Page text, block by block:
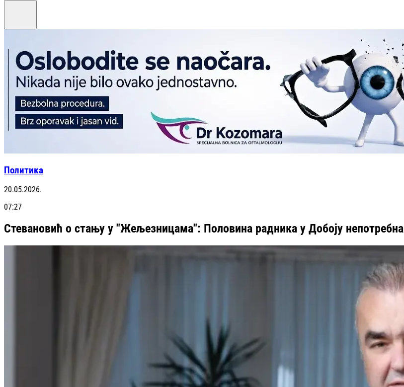
Политика
20.05.2026.
07:27
Стевановић о стању у "Жељезницама": Половина радника у Добоју непотребна